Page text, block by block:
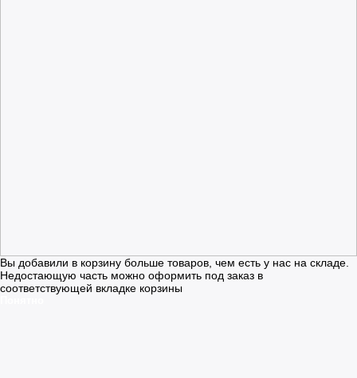
Вы добавили в корзину больше товаров, чем есть у нас на складе.
Недостающую часть можно оформить под заказ в
соответствующей вкладке корзины